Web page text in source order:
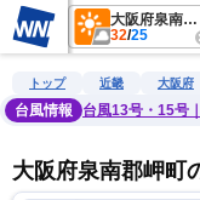
大阪府泉南郡岬町
32/25
雨雲レーダー 台風情報
トップ 近畿 大阪府
台風情報
台風13号・15号
大阪府泉南郡岬町